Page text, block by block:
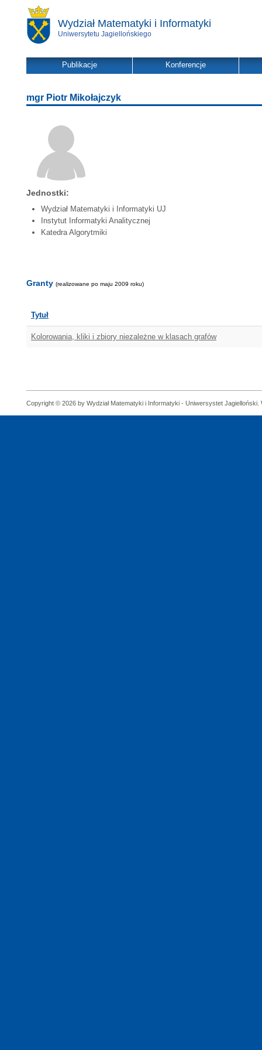
Wydział Matematyki i Informatyki
Uniwersytetu Jagiellońskiego
Publikacje Konferencje
mgr Piotr Mikołajczyk
Jednostki:
Wydział Matematyki i Informatyki UJ
Instytut Informatyki Analitycznej
Katedra Algorytmiki
Granty (realizowane po maju 2009 roku)
Tytuł
Kolorowania, kliki i zbiory niezależne w klasach grafów
Copyright © 2026 by Wydział Matematyki i Informatyki - Uniwersystet